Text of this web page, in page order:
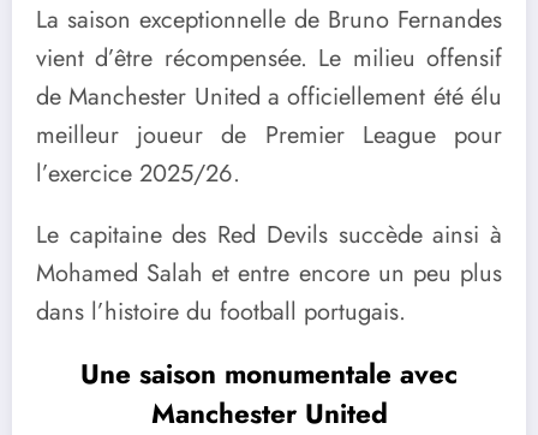
La saison exceptionnelle de Bruno Fernandes
vient d’être récompensée. Le milieu offensif
de Manchester United a officiellement été élu
meilleur joueur de Premier League pour
l’exercice 2025/26.
Le capitaine des Red Devils succède ainsi à
Mohamed Salah et entre encore un peu plus
dans l’histoire du football portugais.
Une saison monumentale avec
Manchester United